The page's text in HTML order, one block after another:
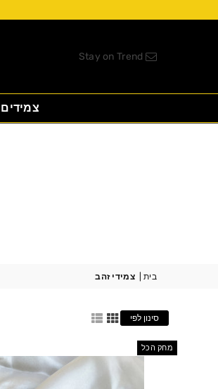
צמידים
בית צמידי זהב
סינון לפי
מחק הכל